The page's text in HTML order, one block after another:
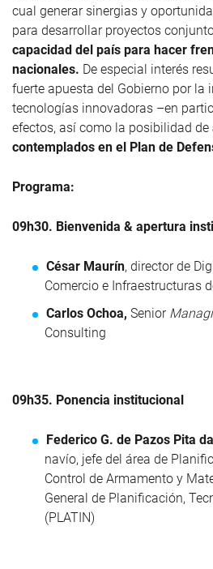
cual generar sinergias y
para desarrollar proyectos
capacidad del país para hacer
nacionales. De especial interés
fuerte apuesta del Gobierno por la
tecnologías innovadoras –en
efectos, así como la posibilidad de
contemplados en el Plan de
Programa:
09h30. Bienvenida & apertura
César Maurín, director de
Comercio e Infraestructuras
Carlos Ochoa, Senior
Consulting
09h35. Ponencia institucional
Federico G. de Pazos Pita
navío, jefe del área de
Control de Armamento y
General de Planificación,
(PLATIN)